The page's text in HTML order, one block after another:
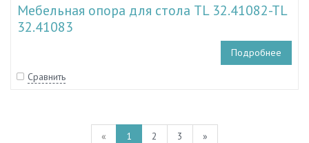
Мебельная опора для стола TL 32.41082-TL
32.41083
Подробнее
Сравнить
« 1 2 3 »